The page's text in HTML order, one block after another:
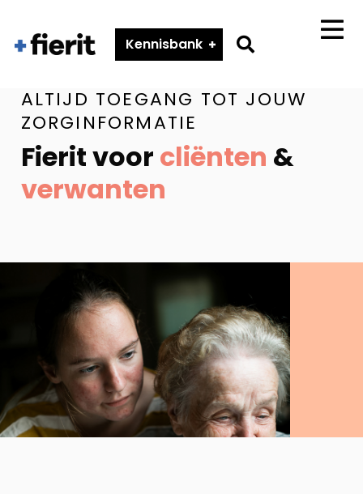
Méér
een
ECD
Kennisbank
Go
search
ALTIJD TOEGANG TOT JOUW
ZORGINFORMATIE
Fierit voor cliënten &
verwanten